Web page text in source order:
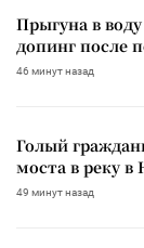
Прыгуна в
допинг после
46 минут назад
Голый
моста в реку
49 минут назад